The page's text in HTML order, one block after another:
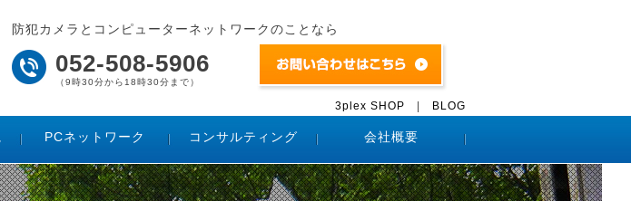
防犯カメラとコンピューターネットワークのことなら
052-508-5906
（9時30分から18時30分まで）
3plex SHOP BLOG
PCネットワーク コンサルティング 会社概要